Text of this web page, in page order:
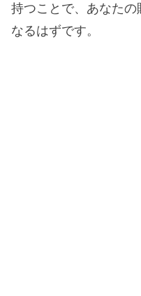
持つことで、あなた
なるはずです。